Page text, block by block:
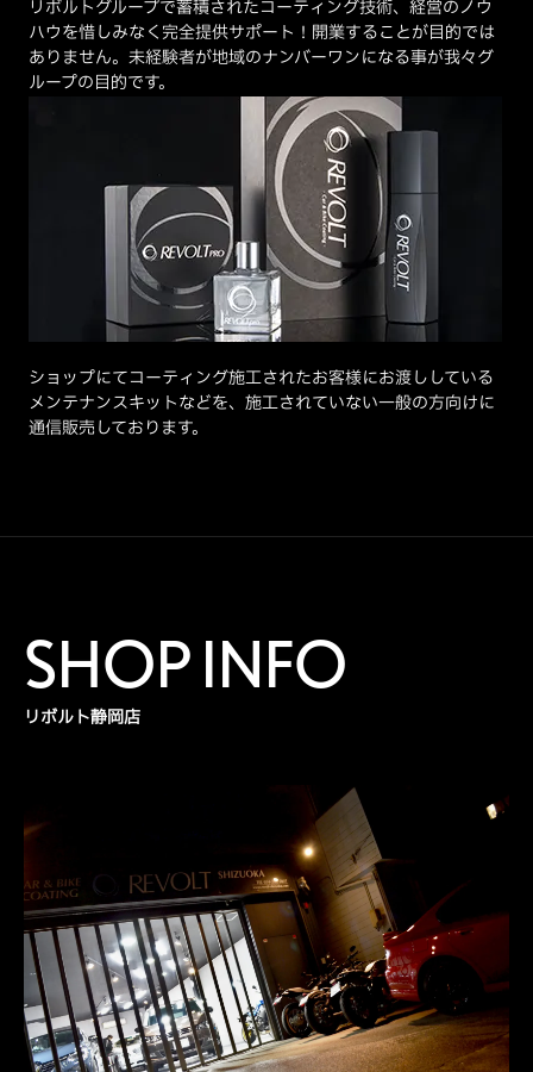
リボルトグループで蓄積されたコーティング技術、経営のノウ
ハウを惜しみなく完全提供サポート！開業することが目的では
ありません。未経験者が地域のナンバーワンになる事が我々グ
ループの目的です。
ショップにてコーティング施工されたお客様にお渡ししている
メンテナンスキットなどを、施工されていない一般の方向けに
通信販売しております。
SHOP INFO
リボルト静岡店